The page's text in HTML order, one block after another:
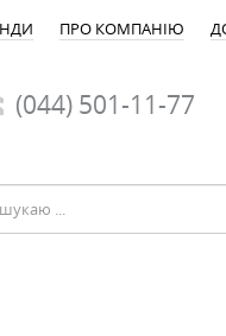
ПРО КОМПАНІЮ
(044) 501-11-77